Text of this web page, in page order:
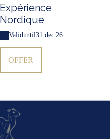
Expérience
Nordique
Validuntil31 dec 26
OFFER